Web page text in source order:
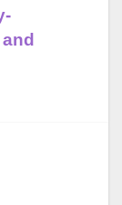
and